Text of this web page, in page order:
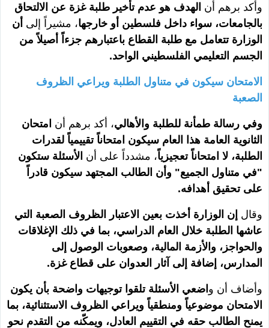
وأكد برهم أن الهدف هو عدم تأخير طلبة غزة عن الالتحاق
بالجامعات، سواء داخل فلسطين أو خارجها، مشيراً إلى أن
الوزارة تتعامل مع طلبة القطاع باعتبارهم جزءاً أصيلاً من
الجسم التعليمي الفلسطيني الواحد.
الامتحان سيكون في متناول الطلبة ويراعي الظروف
الصعبة
وفي رسالة طمأنة للطلبة والأهالي، أكد برهم أن امتحان
الثانوية العامة هذا العام سيكون امتحاناً تقييمياً لقدرات
الطلبة، لا امتحاناً تعجيزياً، مشدداً على أن الأسئلة ستكون
"في متناول الجميع" وأن الطالب المجتهد سيكون قادراً
على تحقيق أهدافه.
وقال إن الوزارة أخذت بعين الاعتبار الظروف الصعبة التي
عاشها الطلبة خلال العام الدراسي، بما في ذلك الإغلاقات
والحواجز، والأزمة المالية، وصعوبات الوصول إلى
المدارس، إضافة إلى آثار العدوان على قطاع غزة.
وأضاف أن و اضعي الأسئلة تلقوا توجيهات واضحة بأن يكون
الامتحان موضوعياً ومنطقياً ويراعي الظروف الاستثنائية، بما
يمنح الطالب حقه في التقييم العادل، ويمكّنه من التقدم نحو